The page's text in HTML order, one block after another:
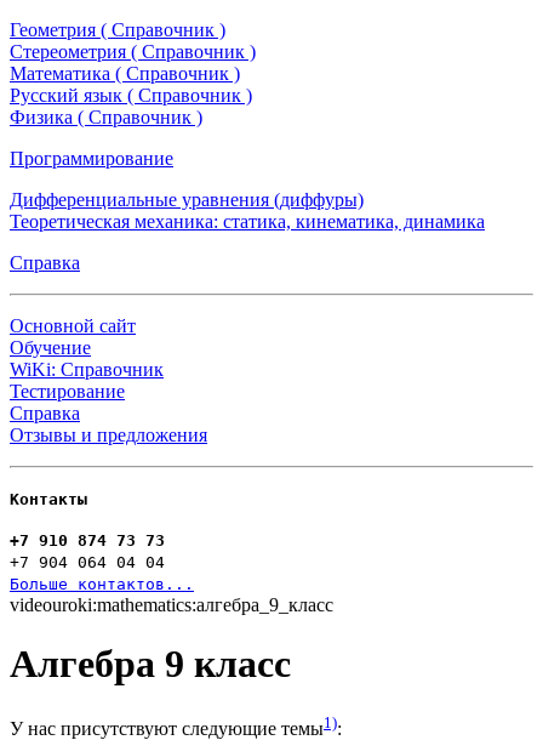
Геометрия ( Справочник )
Стереометрия ( Справочник )
Математика ( Справочник )
Русский язык ( Справочник )
Физика ( Справочник )
Программирование
Дифференциальные уравнения (диффуры)
Теоретическая механика: статика, кинематика, динамика
Справка
Основной сайт
Обучение
WiKi: Справочник
Тестирование
Справка
Отзывы и предложения
Контакты
+7 910 874 73 73
+7 904 064 04 04
Больше контактов...
videouroki:mathematics:алгебра_9_класс
Алгебра 9 класс
У нас присутствуют следующие темы1):